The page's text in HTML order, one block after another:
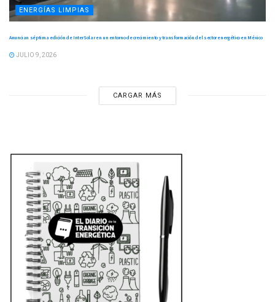
ENERGÍAS LIMPIAS
Anuncian séptima edición de InterSolar en un entorno de crecimiento y transformación del sector energético en México
JULIO 9, 2026
CARGAR MÁS